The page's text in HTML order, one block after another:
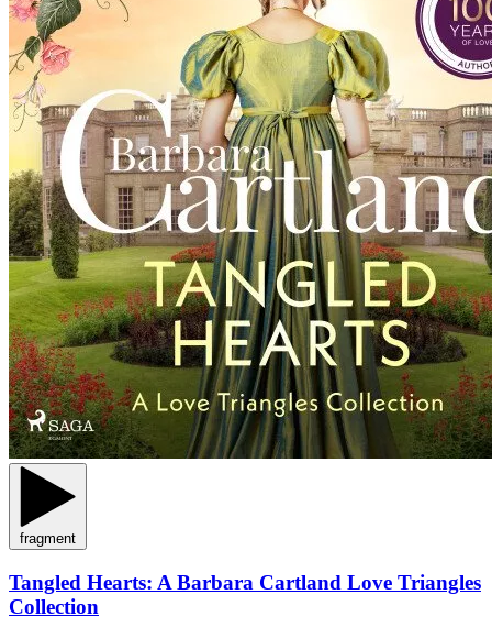
fragment
Tangled Hearts: A Barbara Cartland Love Triangles
Collection